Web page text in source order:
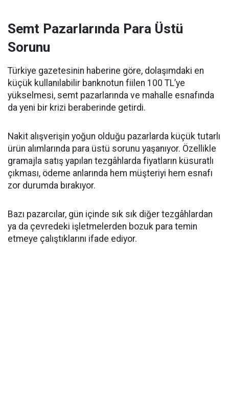
Semt Pazarlarında Para Üstü
Sorunu
Türkiye gazetesinin haberine göre, dolaşımdaki en
küçük kullanılabilir banknotun fiilen 100 TL’ye
yükselmesi, semt pazarlarında ve mahalle esnafında
da yeni bir krizi beraberinde getirdi.
Nakit alışverişin yoğun olduğu pazarlarda küçük tutarlı
ürün alımlarında para üstü sorunu yaşanıyor. Özellikle
gramajla satış yapılan tezgâhlarda fiyatların küsuratlı
çıkması, ödeme anlarında hem müşteriyi hem esnafı
zor durumda bırakıyor.
Bazı pazarcılar, gün içinde sık sık diğer tezgâhlardan
ya da çevredeki işletmelerden bozuk para temin
etmeye çalıştıklarını ifade ediyor.